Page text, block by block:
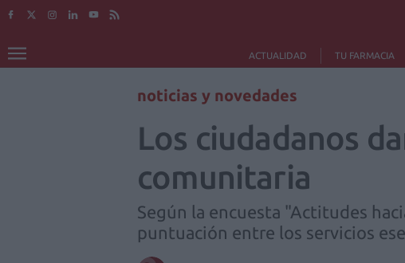
ACTUALIDAD TU FARMACIA
noticias y novedades
Los ciudadanos
comunitaria
Según la encuesta "Actitudes
puntuación entre los servicios